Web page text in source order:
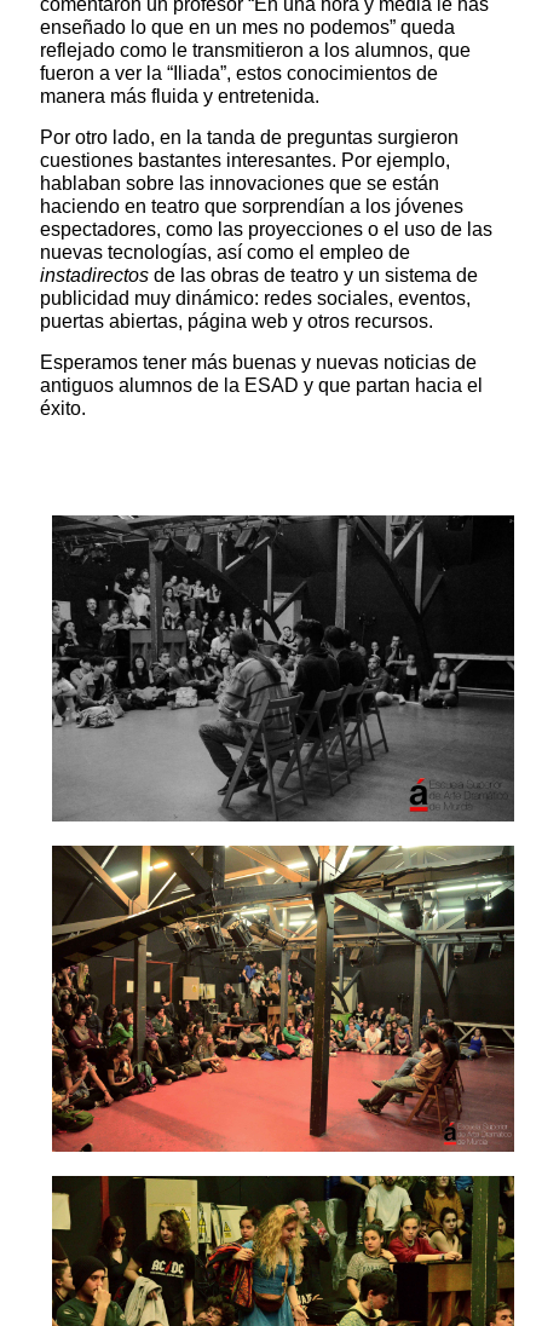
comentaron un profesor “En una hora y media le has
enseñado lo que en un mes no podemos” queda
reflejado como le transmitieron a los alumnos, que
fueron a ver la “Iliada”, estos conocimientos de
manera más fluida y entretenida.
Por otro lado, en la tanda de preguntas surgieron
cuestiones bastantes interesantes. Por ejemplo,
hablaban sobre las innovaciones que se están
haciendo en teatro que sorprendían a los jóvenes
espectadores, como las proyecciones o el uso de las
nuevas tecnologías, así como el empleo de
instadirectos de las obras de teatro y un sistema de
publicidad muy dinámico: redes sociales, eventos,
puertas abiertas, página web y otros recursos.
Esperamos tener más buenas y nuevas noticias de
antiguos alumnos de la ESAD y que partan hacia el
éxito.